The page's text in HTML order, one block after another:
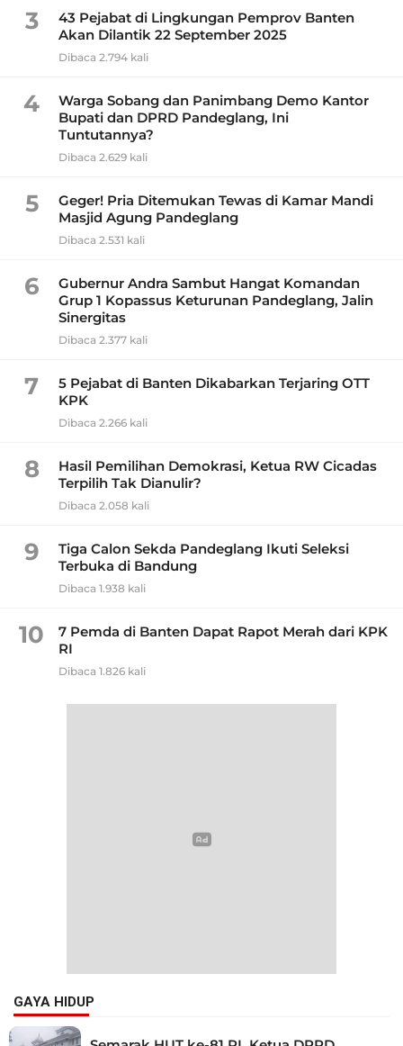
3
43 Pejabat di Lingkungan Pemprov Banten
Akan Dilantik 22 September 2025
Dibaca 2.794 kali
4
Warga Sobang dan Panimbang Demo Kantor
Bupati dan DPRD Pandeglang, Ini
Tuntutannya?
Dibaca 2.629 kali
5
Geger! Pria Ditemukan Tewas di Kamar Mandi
Masjid Agung Pandeglang
Dibaca 2.531 kali
6
Gubernur Andra Sambut Hangat Komandan
Grup 1 Kopassus Keturunan Pandeglang, Jalin
Sinergitas
Dibaca 2.377 kali
7
5 Pejabat di Banten Dikabarkan Terjaring OTT
KPK
Dibaca 2.266 kali
8
Hasil Pemilihan Demokrasi, Ketua RW Cicadas
Terpilih Tak Dianulir?
Dibaca 2.058 kali
9
Tiga Calon Sekda Pandeglang Ikuti Seleksi
Terbuka di Bandung
Dibaca 1.938 kali
10
7 Pemda di Banten Dapat Rapot Merah dari KPK
RI
Dibaca 1.826 kali
GAYA HIDUP